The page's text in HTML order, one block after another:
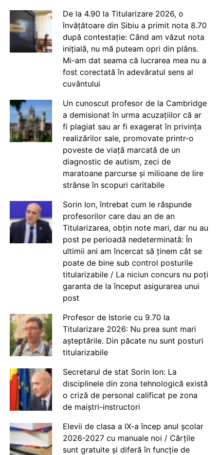
De la 4.90 la Titularizare 2026, o
învățătoare din Sibiu a primit nota 8.70
după contestație: Când am văzut nota
inițială, nu mă puteam opri din plâns.
Mi-am dat seama că lucrarea mea nu a
fost corectată în adevăratul sens al
cuvântului
Un cunoscut profesor de la Cambridge
a demisionat în urma acuzațiilor că ar
fi plagiat sau ar fi exagerat în privința
realizărilor sale, promovate printr-o
poveste de viață marcată de un
diagnostic de autism, zeci de
maratoane parcurse și milioane de lire
strânse în scopuri caritabile
Sorin Ion, întrebat cum le răspunde
profesorilor care dau an de an
Titularizarea, obțin note mari, dar nu au
post pe perioadă nedeterminată: În
ultimii ani am încercat să ținem cât se
poate de bine sub control posturile
titularizabile / La niciun concurs nu poți
garanta de la început asigurarea unui
post
Profesor de Istorie cu 9.70 la
Titularizare 2026: Nu prea sunt mari
așteptările. Din păcate nu sunt posturi
titularizabile
Secretarul de stat Sorin Ion: La
disciplinele din zona tehnologică există
o criză de personal calificat pe zona
de maiștri-instructori
Elevii de clasa a IX-a încep anul școlar
2026-2027 cu manuale noi / Cărțile
sunt gratuite și diferă în funcție de